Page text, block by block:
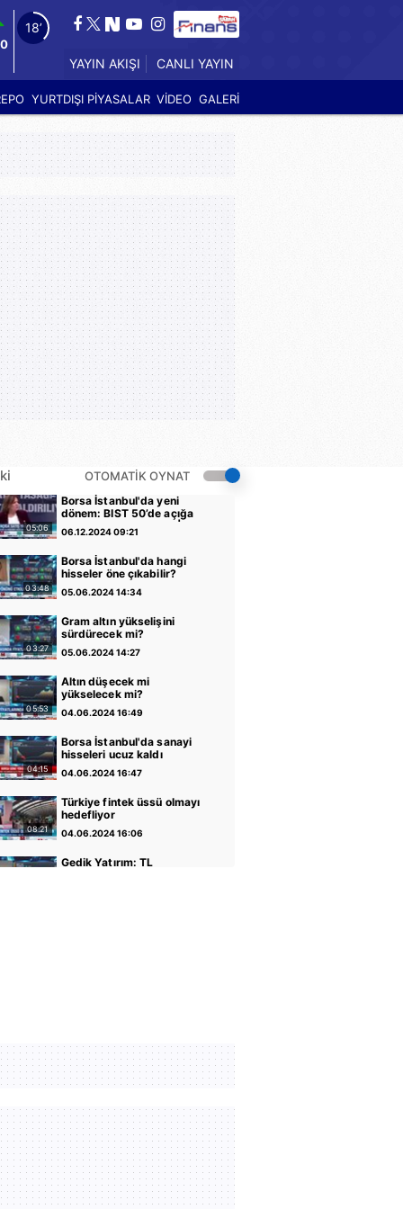
17’
YAYIN AKIŞI
YURTDIŞI PİYASALAR VİDEO GALERİ
OTOMATİK OYNAT
05:06
Borsa İstanbul'da yeni
dönem: BIST 50’de açığa
satış yasağı kaldırıldı |
Video
06.12.2024 09:21
03:48
Borsa İstanbul'da hangi
hisseler öne çıkabilir?
05.06.2024 14:34
03:27
Gram altın yükselişini
sürdürecek mi?
05.06.2024 14:27
05:53
Altın düşecek mi
yükselecek mi?
04.06.2024 16:49
04:15
Borsa İstanbul'da sanayi
hisseleri ucuz kaldı
04.06.2024 16:47
08:21
Türkiye fintek üssü olmayı
hedefliyor
04.06.2024 16:06
Gedik Yatırım: TL
02:22
Türk Eurobondları iyi bir
alternatif
30.04.2024 16:45
01:12
2400 seviyesi önemli
30.04.2024 17:02
35:30
TCMB Başkanı Fatih
Karahan: Parasal sıkılığı
koruyacağız
08.02.2024 11:36